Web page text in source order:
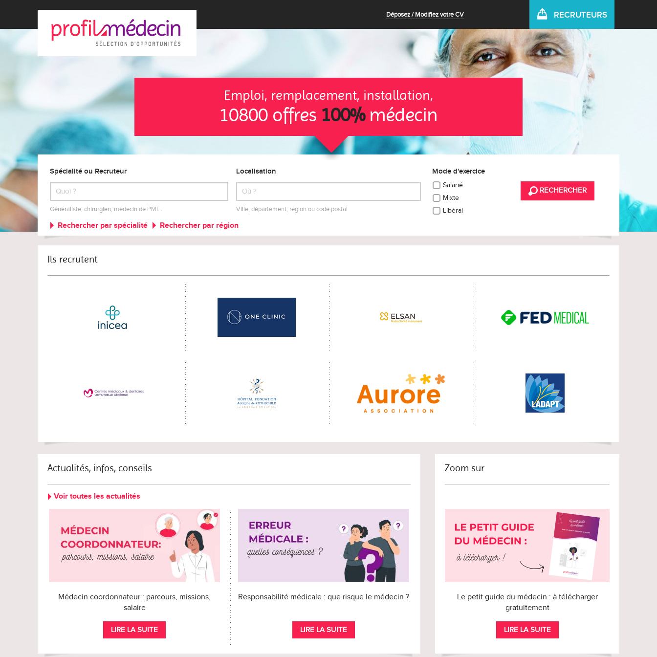
Déposez / Modifiez votre CV RECRUTEURS
Emploi, remplacement, installation,
10800 offres 100%médecin
Spécialité ou Recruteur
Généraliste, chirurgien, médecin de PMI…
Localisation
Ville, département, région ou code postal
Mode d'exercice
Salarié
Mixte
Libéral
RECHERCHER
Rechercher par spécialité Rechercher par région
Ils recrutent
Actualités, infos, conseils
Voir toutes les actualités
Médecin coordonnateur : parcours, missions,
salaire
LIRE LA SUITE
Responsabilité médicale : que risque le médecin ?
LIRE LA SUITE
Zoom sur
Le petit guide du médecin : à télécharger
gratuitement
LIRE LA SUITE